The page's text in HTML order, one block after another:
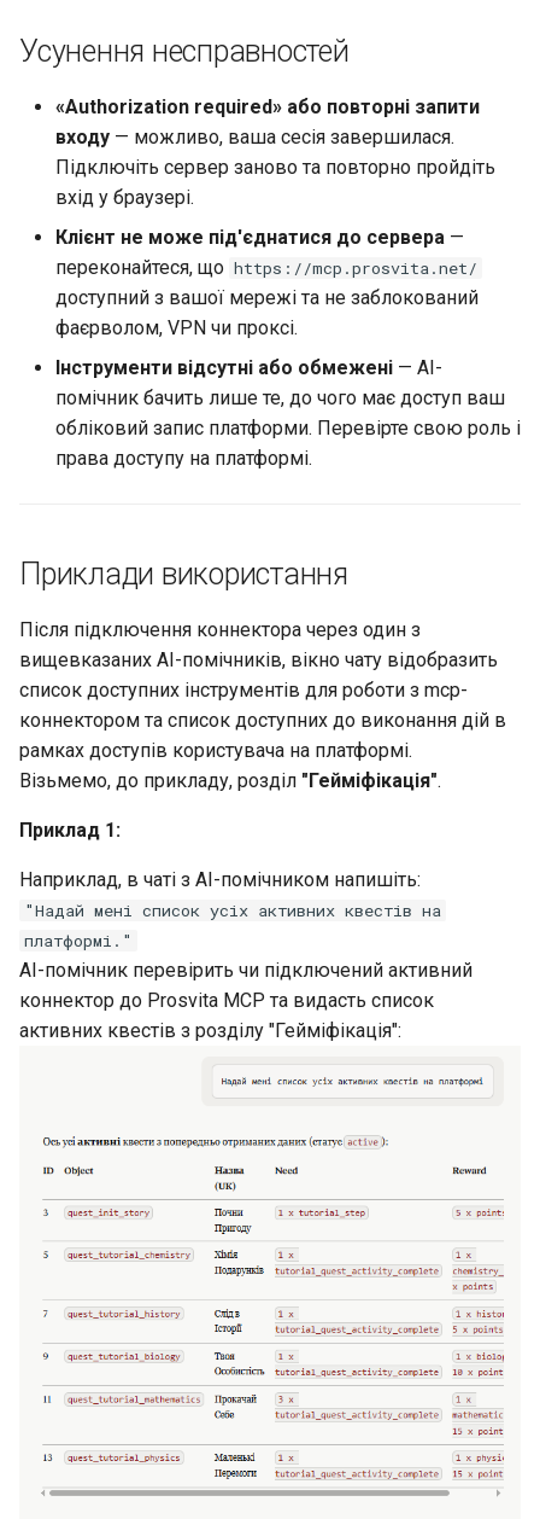
Усунення несправностей
«Authorization required» або повторні запити
входу — можливо, ваша сесія завершилася.
Підключіть сервер заново та повторно пройдіть
вхід у браузері.
Клієнт не може під'єднатися до сервера —
переконайтеся, що https://mcp.prosvita.net/
доступний з вашої мережі та не заблокований
фаєрволом, VPN чи проксі.
Інструменти відсутні або обмежені — AI-
помічник бачить лише те, до чого має доступ ваш
обліковий запис платформи. Перевірте свою роль і
права доступу на платформі.
Приклади використання
Після підключення коннектора через один з
вищевказаних AI-помічників, вікно чату відобразить
список доступних інструментів для роботи з mcp-
коннектором та список доступних до виконання дій в
рамках доступів користувача на платформі.
Візьмемо, до прикладу, розділ "Гейміфікація".
Приклад 1:
Наприклад, в чаті з AI-помічником напишіть:
"Надай мені список усіх активних квестів на
платформі."
AI-помічник перевірить чи підключений активний
коннектор до Prosvita MCP та видасть список
активних квестів з розділу "Гейміфікація":